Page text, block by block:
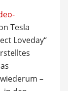
Tesla
Loveday“
–